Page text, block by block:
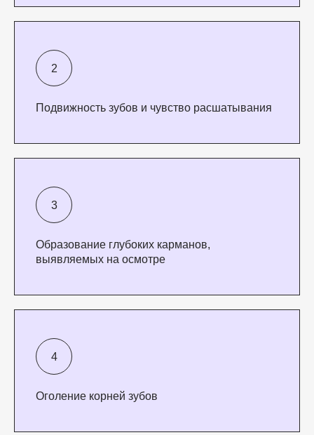
Подвижность зубов и чувство расшатывания
Образование глубоких карманов,
выявляемых на осмотре
Оголение корней зубов